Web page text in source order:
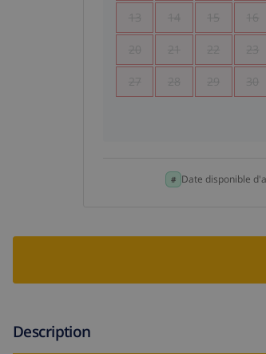
13 14 15 16
20 21 22 23
27 28 29 30
Date disponible
Description